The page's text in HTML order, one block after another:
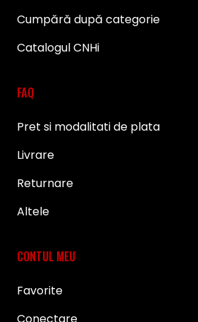
Cumpără după categorie
Catalogul CNHi
FAQ
Pret si modalitati de plata
Livrare
Returnare
Altele
CONTUL MEU
Favorite